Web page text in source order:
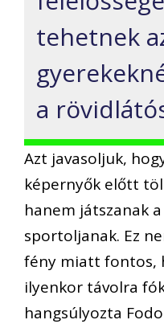
tehetnek
a
Azt javasoljuk,
képernyők előtt
hanem játszanak
sportoljanak. Ez
fény miatt fontos,
ilyenkor távolra
hangsúlyozta